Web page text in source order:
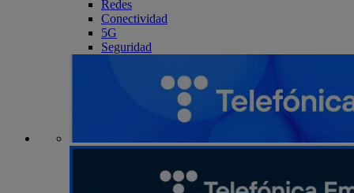
Redes
Conectividad
5G
Seguridad